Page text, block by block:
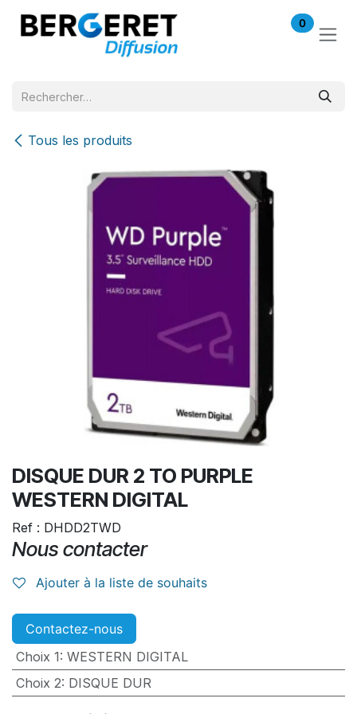
Se rendre au contenu
0
Tous les produits
DISQUE DUR 2 TO PURPLE
WESTERN DIGITAL
Ref : DHDD2TWD
Nous contacter
Ajouter à la liste de souhaits
Contactez-nous
Choix 1: WESTERN DIGITAL
Choix 2: DISQUE DUR